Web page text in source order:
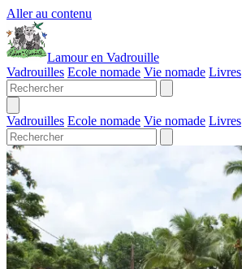
Aller au contenu
Lamour en Vadrouille
Vadrouilles Ecole nomade Vie nomade Livres
Vadrouilles Ecole nomade Vie nomade Livres